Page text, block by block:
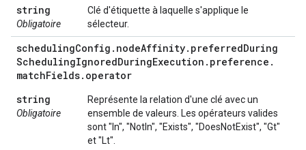
string
Obligatoire
Clé d'étiquette à laquelle s'applique le
sélecteur.
schedulingConfig . nodeAffinity. preferredDuring
SchedulingIgnoredDuringExecution . preference .
matchFields. operator
string
Obligatoire
Représente la relation d'une clé avec un
ensemble de valeurs. Les opérateurs valides
sont "In", "NotIn", "Exists", "DoesNotExist", "Gt"
et "Lt".